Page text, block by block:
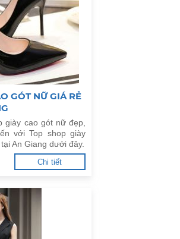
GÓT NỮ GIÁ RẺ
giày cao gót nữ đẹp,
với Top shop giày
An Giang dưới đây.
Chi tiết